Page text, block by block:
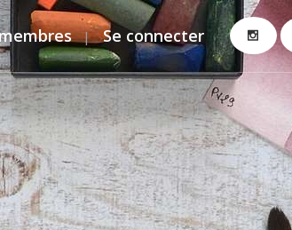
Se connecter